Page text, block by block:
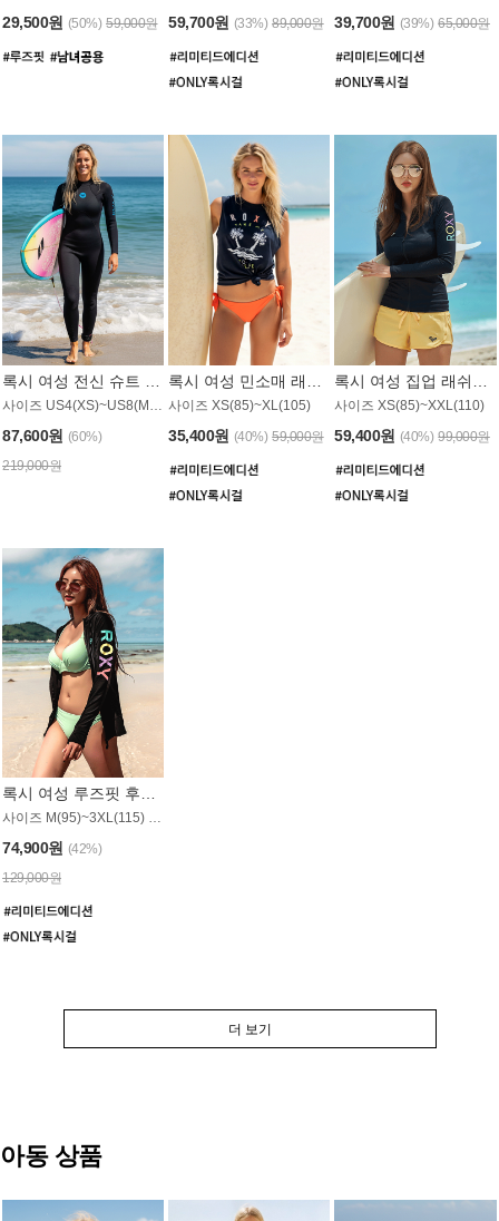
29,500원 (50%) 59,000원 59,700원 (33%) 89,000원 39,700원 (39%) 65,000원
87,600원 (60%)
219,000원
사이즈 XS(85)~XL(105)
35,400원 (40%) 59,000원
사이즈 XS(85)~XXL(110)
59,400원 (40%) 99,000원
록시 여성 루즈핏 후드 래쉬가드 WT900BRX
사이즈 M(95)~3XL(115) / 롱기장 타입
74,900원 (42%)
129,000원
더 보기
아동 상품